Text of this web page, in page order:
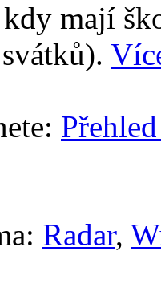
mají
Radar,